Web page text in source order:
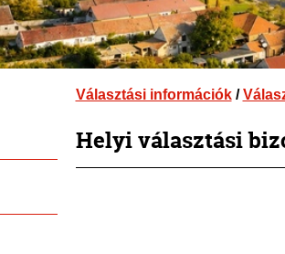
Választási információk/
Helyi választási